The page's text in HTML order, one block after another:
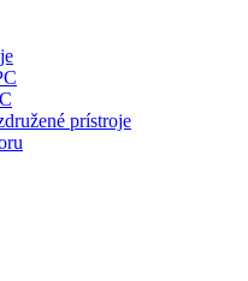
prístroje